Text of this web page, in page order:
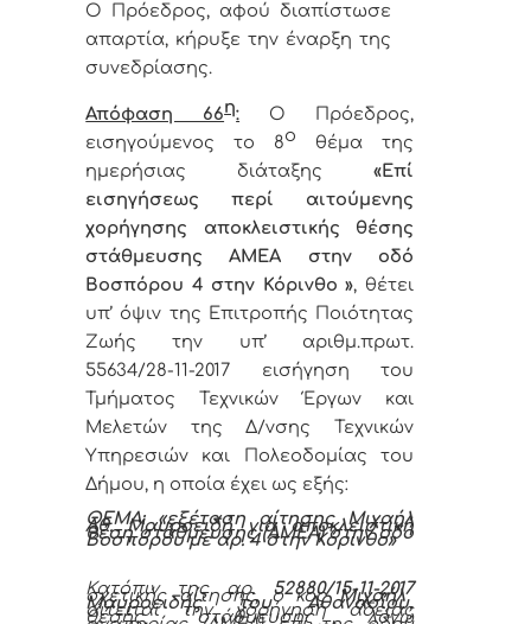
Ο Πρόεδρος, αφού διαπίστωσε
απαρτία, κήρυξε την έναρξη της
συνεδρίασης.
Απόφαση 66η:
Ο Πρόεδρος,
εισηγούμενος το 8ο θέμα της
ημερήσιας διάταξης «Επί
εισηγήσεως περί αιτούμενης
χορήγησης αποκλειστικής θέσης
στάθμευσης ΑΜΕΑ στην οδό
Βοσπόρου 4 στην Κόρινθο», θέτει
υπ’ όψιν της Επιτροπής Ποιότητας
Ζωής την υπ’ αριθμ.πρωτ.
55634/28-11-2017 εισήγηση του
Τμήματος Τεχνικών Έργων και
Μελετών της Δ/νσης Τεχνικών
Υπηρεσιών και Πολεοδομίας του
Δήμου, η οποία έχει ως εξής:
ΘΕΜΑ:«εξέταση αίτησης Μιχαήλ
Αθ. Μαυροειδή για αποκλειστική
θέσηστάθμευσης (ΑΜΕΑ)στην οδό
Βοσπόρου με αρ. 4 στην Κόρινθο»
Κατόπιν της αρ. 52880/15-11-2017
σχετικής αίτησης, ο κοςΜιχαήλ
Μαυροειδής του Αθανασίου,
αιτείται την χορήγηση άδειας
θέσης στάθμευσης λόγω